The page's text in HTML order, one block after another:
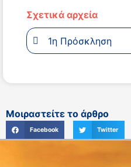
Σχετικά αρχεία
1η Πρόσκληση
Μοιραστείτε το άρθρο
Facebook Twitter